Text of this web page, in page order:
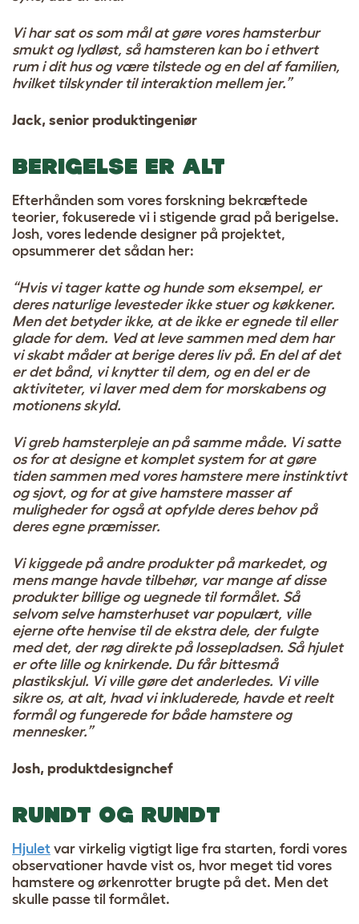
Vi har sat os som mål at gøre vores hamsterbur
smukt og lydløst, så hamsteren kan bo i ethvert
rum i dit hus og være tilstede og en del af familien,
hvilket tilskynder til interaktion mellem jer.”
Jack, senior produktingeniør
BERIGELSE ER ALT
Efterhånden som vores forskning bekræftede
teorier, fokuserede vi i stigende grad på berigelse.
Josh, vores ledende designer på projektet,
opsummerer det sådan her:
“Hvis vi tager katte og hunde som eksempel, er
deres naturlige levesteder ikke stuer og køkkener.
Men det betyder ikke, at de ikke er egnede til eller
glade for dem. Ved at leve sammen med dem har
vi skabt måder at berige deres liv på. En del af det
er det bånd, vi knytter til dem, og en del er de
aktiviteter, vi laver med dem for morskabens og
motionens skyld.
Vi greb hamsterpleje an på samme måde. Vi satte
os for at designe et komplet system for at gøre
tiden sammen med vores hamstere mere instinktivt
og sjovt, og for at give hamstere masser af
muligheder for også at opfylde deres behov på
deres egne præmisser.
Vi kiggede på andre produkter på markedet, og
mens mange havde tilbehør, var mange af disse
produkter billige og uegnede til formålet. Så
selvom selve hamsterhuset var populært, ville
ejerne ofte henvise til de ekstra dele, der fulgte
med det, der røg direkte på lossepladsen. Så hjulet
er ofte lille og knirkende. Du får bittesmå
plastikskjul. Vi ville gøre det anderledes. Vi ville
sikre os, at alt, hvad vi inkluderede, havde et reelt
formål og fungerede for både hamstere og
mennesker.”
Josh, produktdesignchef
RUNDT OG RUNDT
Hjulet var virkelig vigtigt lige fra starten, fordi vores
observationer havde vist os, hvor meget tid vores
hamstere og ørkenrotter brugte på det. Men det
skulle passe til formålet.